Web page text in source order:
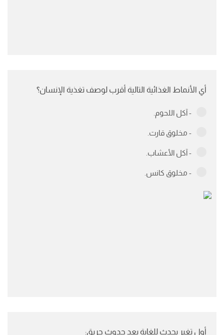
أي الأنماط الغذائية التالية أقرب لوصف تغذية الإنسان؟
- آكل اللحوم.
- مخلوق قارت.
- آكل الأعشاب.
- مخلوق كانس.
أول تغير يحدث للغابة بعد حدوث حريق: